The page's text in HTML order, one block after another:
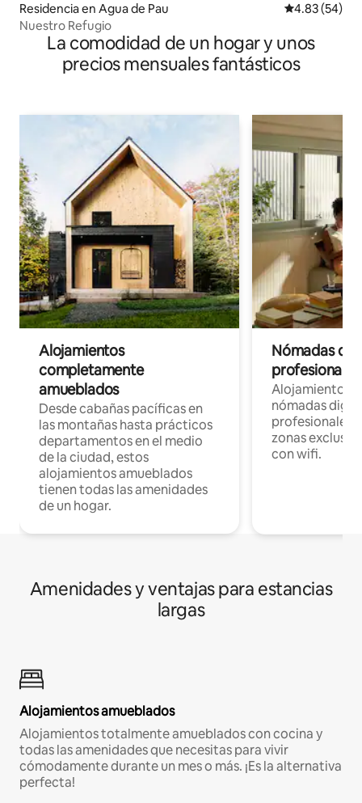
Residencia en Agua de Pau Calificación
4.83 (54)
Nuestro Refugio
La comodidad de un hogar y unos
precios mensuales fantásticos
Alojamientos
completamente
amueblados
Desde cabañas pacíficas en
las montañas hasta prácticos
departamentos en el medio
de la ciudad, estos
alojamientos amueblados
tienen todas las amenidades
de un hogar.
Nómadas
Alojamientos
nómadas
profesionales
zonas
con wifi.
Amenidades y ventajas para estancias
largas
Alojamientos amueblados
Alojamientos totalmente amueblados con cocina y
todas las amenidades que necesitas para vivir
cómodamente durante un mes o más. ¡Es la alternativa
perfecta!